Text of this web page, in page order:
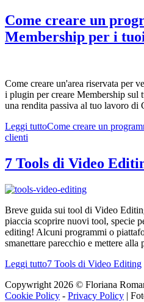
Come creare un
Membership per i
Come creare un'area riservata per
i plugin per creare Membership sul
una rendita passiva al tuo lavoro di
Leggi tuttoCome creare un
clienti
7 Tools di Video
Breve guida sui tool di Video
piaccia scoprire nuovi tool, specie
editing! Alcuni programmi o
smanettare parecchio e mettere
Leggi tutto7 Tools di Video Editing
Copywright 2026 © Floriana
Cookie Policy - Privacy Policy |